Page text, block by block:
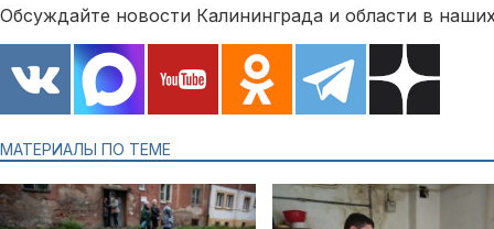
Обсуждайте новости Калининграда и области в
МАТЕРИАЛЫ ПО ТЕМЕ